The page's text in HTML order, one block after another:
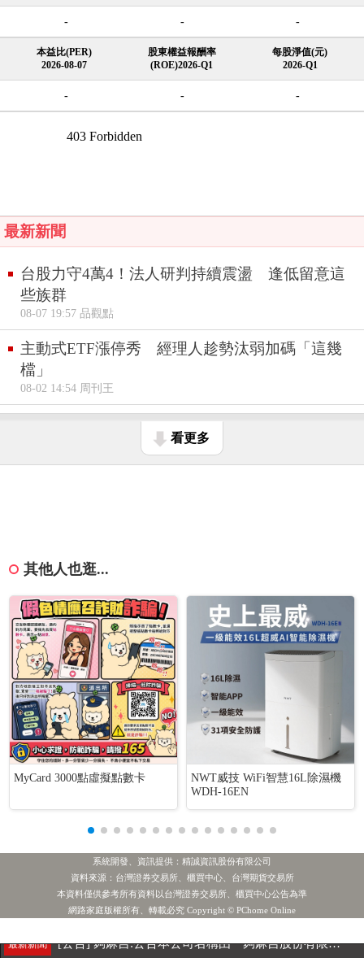
- - -
本益比(PER)
2026-08-07
股東權益報酬率
(ROE)2026-Q1
每股淨值(元)
2026-Q1
- - -
最新新聞
台股力守4萬4！法人研判持續震盪 逢低留意這
些族群
08-07 19:57 品觀點
主動式ETF漲停秀 經理人趁勢汰弱加碼「這幾
檔」
08-02 14:54 周刊王
看更多
其他人也逛...
MyCard 3000點虛擬點數卡
NWT威技 WiFi智慧16L除濕機
WDH-16EN
系統開發、資訊提供：精誠資訊股份有限公司
資料來源：台灣證券交易所、櫃買中心、台灣期貨交易所
本資料僅供參考所有資料以台灣證券交易所、櫃買中心公告為準
網路家庭版權所有、轉載必究 Copyright © PChome Online
1.群 創 2.華邦電 3.主動統一升級50 4.主動統一台股增長